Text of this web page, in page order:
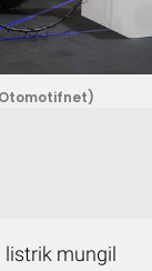
listrik mungil